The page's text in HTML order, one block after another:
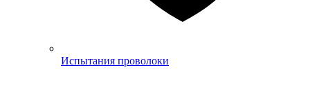
Испытания проволоки